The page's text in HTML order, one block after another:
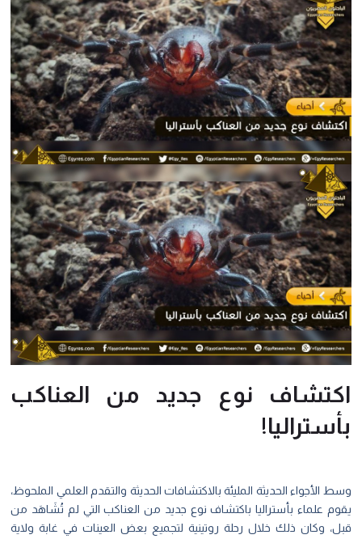
اكتشاف نوع جديد من العناكب
بأستراليا!
وسط الأجواء الحديثة المليئة بالاكتشافات الحديثة والتقدم العلمي الملحوظ،
يقوم علماء بأستراليا باكتشاف نوع جديد من العناكب التي لم تُشَاهَد من
قبل، وكان ذلك خلال رحلة روتينية لتجميع بعض العينات في غابة ولاية